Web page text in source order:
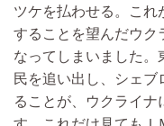
ツケを払わせる。これ
することを望んだウク
なってしまいました。
民を追い出し、シェ
ることが、ウクライ